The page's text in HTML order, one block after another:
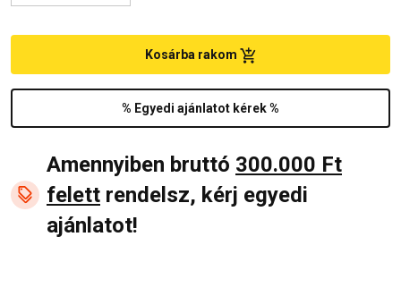
% Egyedi ajánlatot kérek %
Kosárba rakom
Amennyiben bruttó 300.000 Ft
felett rendelsz, kérj egyedi
ajánlatot!